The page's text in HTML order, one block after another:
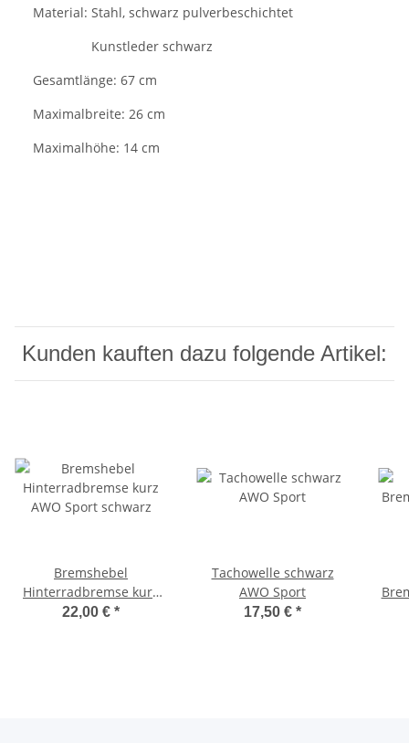
Material: Stahl, schwarz pulverbeschichtet
Kunstleder schwarz
Gesamtlänge: 67 cm
Maximalbreite: 26 cm
Maximalhöhe: 14 cm
Kunden kauften dazu folgende Artikel:
Bremshebel
Hinterradbremse kurz
AWO Sport schwarz
22,00 € *
Tachowelle schwarz
AWO Sport
17,50 € *